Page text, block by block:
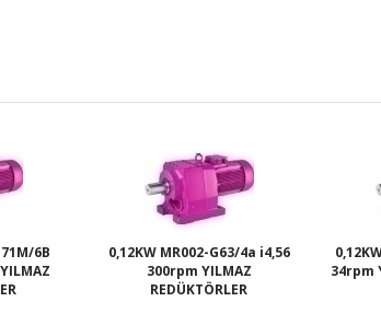
MR002-G63/4a i4,56
300rpm YILMAZ
REDÜKTÖRLER
0,12KW MR003-G63/4a i40,04
34rpm YILMAZ REDÜKTÖRLER